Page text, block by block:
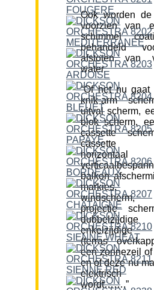
Ook worden de
voorzien van
schimmel
behandeld
afstoten van
water.
“Of het nu gaat
knik-arm
uitval scherm,
blok scherm,
cassette
cassette
balkon
projectie
enkelzijdige
(terras
een zonnezeil
en of deze nu
elektrisch
wordt…….”